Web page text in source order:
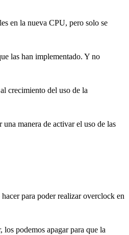
en la nueva CPU, pero solo se
las han implementado. Y no
crecimiento del uso de la
manera de activar el uso de las
para poder realizar overclock en
podemos apagar para que la